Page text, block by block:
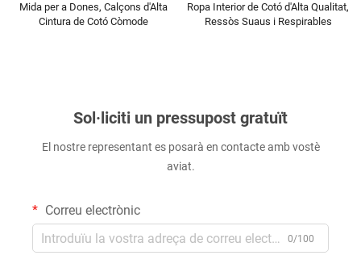
Mida per a Dones, Calçons d'Alta
Cintura de Cotó Còmode
Ropa Interior de Cotó d'Alta Qualitat,
Ressòs Suaus i Respirables
Sol·liciti un pressupost gratuït
El nostre representant es posarà en contacte amb vostè
aviat.
Correu electrònic
0/100